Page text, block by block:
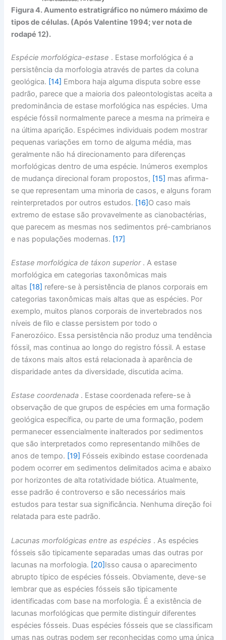
Figura 4. Aumento estratigráfico no número máximo de
tipos de células. (Após Valentine 1994; ver nota de
rodapé 12).
Espécie morfológica-estase . Estase morfológica é a
persistência da morfologia através de partes da coluna
geológica. [14] Embora haja alguma disputa sobre esse
padrão, parece que a maioria dos paleontologistas aceita a
predominância de estase morfológica nas espécies. Uma
espécie fóssil normalmente parece a mesma na primeira e
na última aparição. Espécimes individuais podem mostrar
pequenas variações em torno de alguma média, mas
geralmente não há direcionamento para diferenças
morfológicas dentro de uma espécie. Inúmeros exemplos
de mudança direcional foram propostos, [15] mas afirma-
se que representam uma minoria de casos, e alguns foram
reinterpretados por outros estudos. [16]O caso mais
extremo de estase são provavelmente as cianobactérias,
que parecem as mesmas nos sedimentos pré-cambrianos
e nas populações modernas. [17]
Estase morfológica de táxon superior. A estase
morfológica em categorias taxonômicas mais
altas [18] refere-se à persistência de planos corporais em
categorias taxonômicas mais altas que as espécies. Por
exemplo, muitos planos corporais de invertebrados nos
níveis de filo e classe persistem por todo o
Fanerozóico. Essa persistência não produz uma tendência
fóssil, mas continua ao longo do registro fóssil. A estase
de táxons mais altos está relacionada à aparência de
disparidade antes da diversidade, discutida acima.
Estase coordenada . Estase coordenada refere-se à
observação de que grupos de espécies em uma formação
geológica específica, ou parte de uma formação, podem
permanecer essencialmente inalterados por sedimentos
que são interpretados como representando milhões de
anos de tempo. [19] Fósseis exibindo estase coordenada
podem ocorrer em sedimentos delimitados acima e abaixo
por horizontes de alta rotatividade biótica. Atualmente,
esse padrão é controverso e são necessários mais
estudos para testar sua significância. Nenhuma direção foi
relatada para este padrão.
Lacunas morfológicas entre as espécies . As espécies
fósseis são tipicamente separadas umas das outras por
lacunas na morfologia. [20]Isso causa o aparecimento
abrupto típico de espécies fósseis. Obviamente, deve-se
lembrar que as espécies fósseis são tipicamente
identificadas com base na morfologia. É a existência de
lacunas morfológicas que permite distinguir diferentes
espécies fósseis. Duas espécies fósseis que se classificam
umas nas outras podem ser reconhecidas como uma única